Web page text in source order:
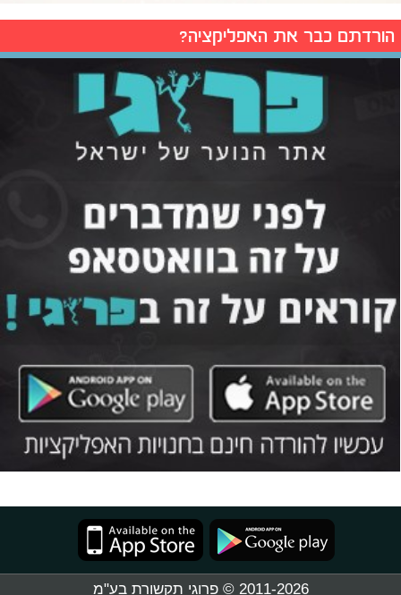
הורדתם כבר את האפליקציה?
2011-2026 © פרוגי תקשורת בע"מ